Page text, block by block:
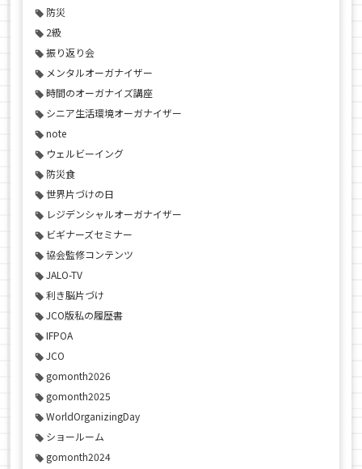
防災
2級
振り返り会
メンタルオーガナイザー
時間のオーガナイズ講座
シニア生活環境オーガナイザー
note
ウェルビーイング
防災食
世界片づけの日
レジデンシャルオーガナイザー
ビギナーズセミナー
協会監修コンテンツ
JALO-TV
利き脳片づけ
JCO版私の履歴書
IFPOA
JCO
gomonth2026
gomonth2025
WorldOrganizingDay
ショールーム
gomonth2024